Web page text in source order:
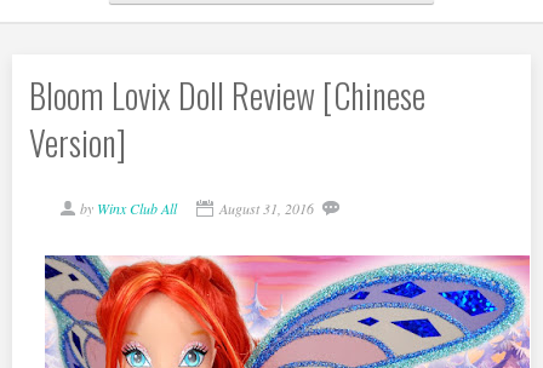
Bloom Lovix Doll Review [Chinese
Version]
by Winx Club All August 31, 2016